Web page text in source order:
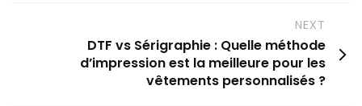
NEXT
DTF vs Sérigraphie : Quelle méthode
d’impression est la meilleure pour les
vêtements personnalisés ?